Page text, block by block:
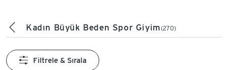
Kadın Büyük Beden Spor Giyim(270)
Filtrele & Sırala